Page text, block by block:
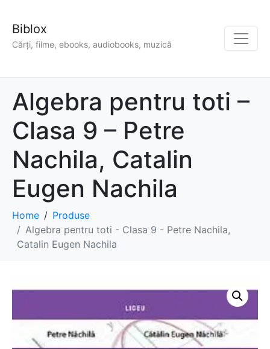
Biblox
Cărți, filme, ebooks, audiobooks, muzică
Algebra pentru toti –
Clasa 9 – Petre
Nachila, Catalin
Eugen Nachila
Home
Produse
Algebra pentru toti - Clasa 9 - Petre Nachila,
Catalin Eugen Nachila